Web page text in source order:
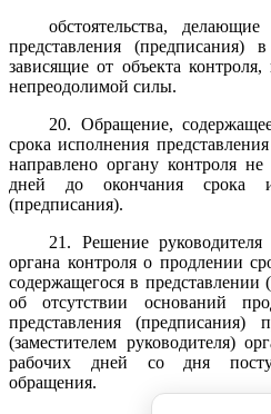
обстоятельства,
представления (предписания)
зависящие от объекта контроля,
непреодолимой силы.
20. Обращение,
срока исполнения
направлено органу контроля
дней до окончания срока
(предписания).
21. Решение руководителя
органа контроля о продлении
содержащегося в
об отсутствии оснований
представления (предписания)
(заместителем руководителя)
рабочих дней со дня
обращения.